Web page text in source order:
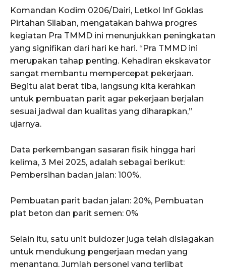
Komandan Kodim 0206/Dairi, Letkol Inf Goklas
Pirtahan Silaban, mengatakan bahwa progres
kegiatan Pra TMMD ini menunjukkan peningkatan
yang signifikan dari hari ke hari. “Pra TMMD ini
merupakan tahap penting. Kehadiran ekskavator
sangat membantu mempercepat pekerjaan.
Begitu alat berat tiba, langsung kita kerahkan
untuk pembuatan parit agar pekerjaan berjalan
sesuai jadwal dan kualitas yang diharapkan,”
ujarnya.
Data perkembangan sasaran fisik hingga hari
kelima, 3 Mei 2025, adalah sebagai berikut:
Pembersihan badan jalan: 100%,
Pembuatan parit badan jalan: 20%, Pembuatan
plat beton dan parit semen: 0%
Selain itu, satu unit buldozer juga telah disiagakan
untuk mendukung pengerjaan medan yang
menantang. Jumlah personel yang terlibat